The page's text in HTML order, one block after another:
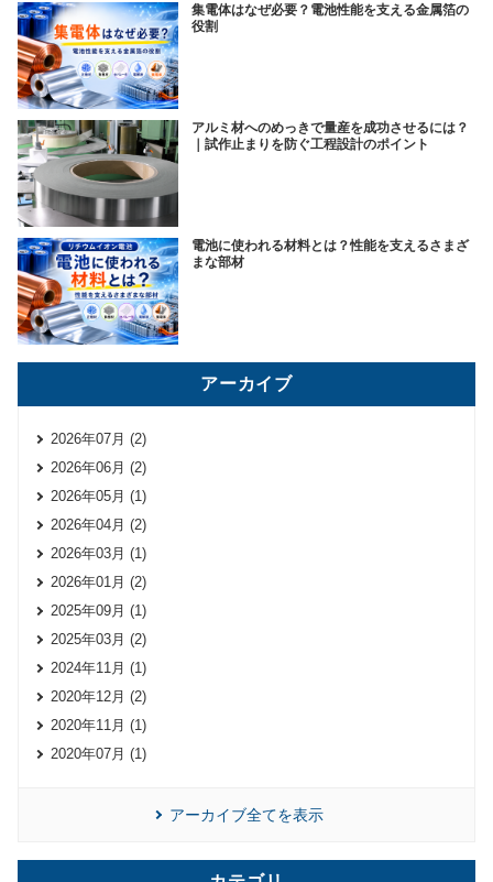
集電体はなぜ必要？電池性能を支える金属箔の
役割
アルミ材へのめっきで量産を成功させるには？
｜試作止まりを防ぐ工程設計のポイント
電池に使われる材料とは？性能を支えるさまざ
まな部材
アーカイブ
2026年07月 (2)
2026年06月 (2)
2026年05月 (1)
2026年04月 (2)
2026年03月 (1)
2026年01月 (2)
2025年09月 (1)
2025年03月 (2)
2024年11月 (1)
2020年12月 (2)
2020年11月 (1)
2020年07月 (1)
アーカイブ全てを表示